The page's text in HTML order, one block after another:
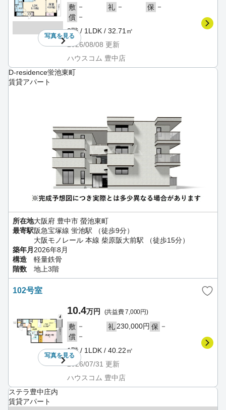
写真を見る
敷 － 礼 － 保 －
償 －
3階 / 1LDK / 32.71㎡
2026/08/08 更新
ハウスコム 豊中店
D-residence蛍池東町
賃貸アパート
所在地大阪府 豊中市 螢池東町
最寄駅阪急宝塚線 蛍池駅 （徒歩9分）
大阪モノレール 本線 柴原阪大前駅 （徒歩15分）
築年月 2026年8月
構造
軽量鉄骨
階数
地上3階
102号室
写真を見る
10.4万円 (共益費 7,000円)
敷 － 礼 230,000円 保 －
償 －
1階 / 1LDK / 40.22㎡
2026/07/31 更新
ハウスコム 豊中店
ステラ豊中庄内
賃貸アパート